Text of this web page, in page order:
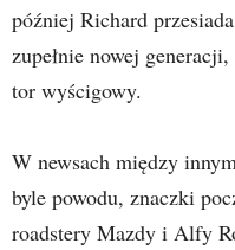
później Richard
zupełnie nowej
tor wyścigowy.
W newsach między
byle powodu, znaczki
roadstery Mazdy i Alfy